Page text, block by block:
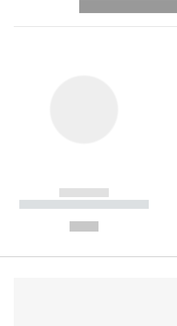
------------
----------- ----------- --------